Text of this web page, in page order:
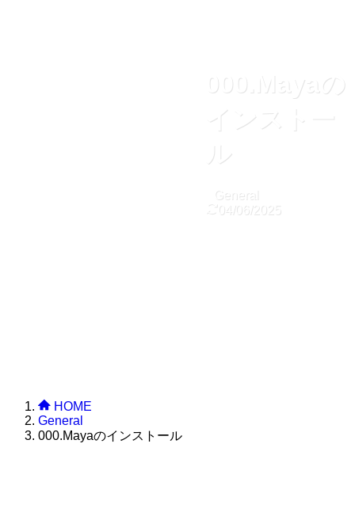
000.Mayaの
インストー
ル
General
04/06/2025
HOME
General
000.Mayaのインストール